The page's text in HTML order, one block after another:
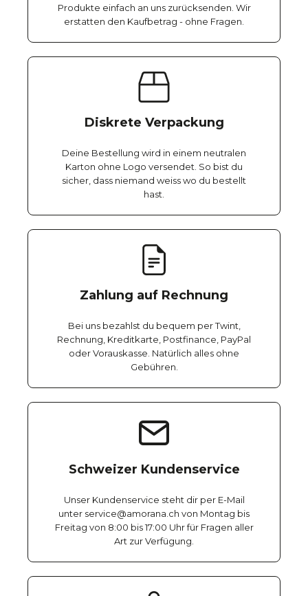
Produkte einfach an uns zurücksenden. Wir
erstatten den Kaufbetrag - ohne Fragen.
Diskrete Verpackung
Deine Bestellung wird in einem neutralen
Karton ohne Logo versendet. So bist du
sicher, dass niemand weiss wo du bestellt
hast.
Zahlung auf Rechnung
Bei uns bezahlst du bequem per Twint,
Rechnung, Kreditkarte, Postfinance, PayPal
oder Vorauskasse. Natürlich alles ohne
Gebühren.
Schweizer Kundenservice
Unser Kundenservice steht dir per E-Mail
unter service@amorana.ch von Montag bis
Freitag von 8:00 bis 17:00 Uhr für Fragen aller
Art zur Verfügung.